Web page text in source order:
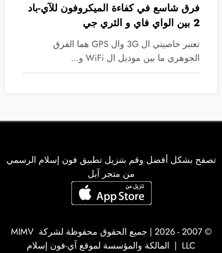
فرق شاسع في كفاءة الميكروفون للآي-باد
2 بين الواي فاي و الثري جي
تعتبر خاصيتي ال 3G وال GPS هما الفرق
الجوهري ما بين موديل ال WiFi و…
تصفح بشكل أفضل وقم بتنزيل تطبيق فون إسلام الرسمي
من متجر آبل
© 2007 - 2026 | جميع الحقوق محفوظة لشركة
MIMV
LLC | المالكة والمؤسسة لموقع آي-فون إسلام